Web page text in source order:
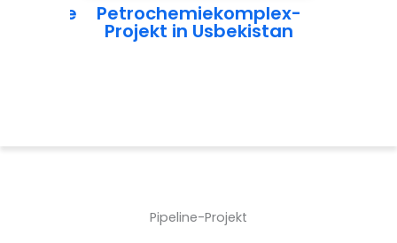
Petrochemiekomplex-
Projekt in Usbekistan
Pipeline-Projekt